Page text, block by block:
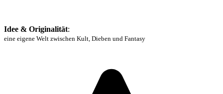
Idee & Originalität:
eine eigene Welt zwischen Kult, Dieben und Fantasy